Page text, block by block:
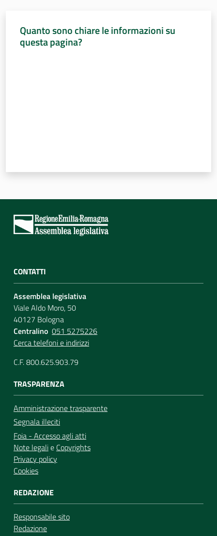
Quanto sono chiare le informazioni su
questa pagina?
CONTATTI
Assemblea legislativa
Viale Aldo Moro, 50
40127 Bologna
Centralino 051 5275226
Cerca telefoni e indirizzi
C.F. 800.625.903.79
TRASPARENZA
Amministrazione trasparente
Segnala illeciti
Foia - Accesso agli atti
Note legalie Copyrights
Privacy policy
Cookies
REDAZIONE
Responsabile sito
Redazione